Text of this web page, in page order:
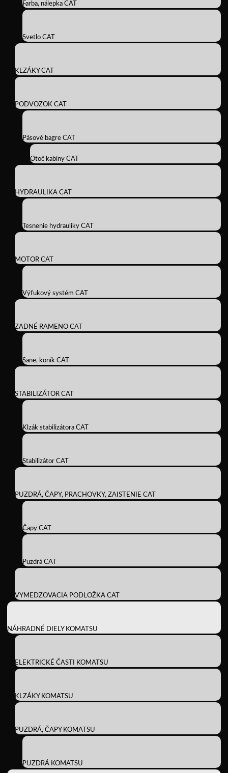
Farba, nálepka CAT
Svetlo CAT
KLZÁKY CAT
PODVOZOK CAT
Pásové bagre CAT
Otoč kabíny CAT
HYDRAULIKA CAT
Tesnenie hydrauliky CAT
MOTOR CAT
Výfukový systém CAT
ZADNÉ RAMENO CAT
Sane, koník CAT
STABILIZÁTOR CAT
Klzák stabilizátora CAT
Stabilizátor CAT
PUZDRÁ, ČAPY, PRACHOVKY, ZAISTENIE CAT
Čapy CAT
Puzdrá CAT
VYMEDZOVACIA PODLOŽKA CAT
NÁHRADNÉ DIELY KOMATSU
ELEKTRICKÉ ČASTI KOMATSU
KLZÁKY KOMATSU
PUZDRÁ, ČAPY KOMATSU
PUZDRÁ KOMATSU